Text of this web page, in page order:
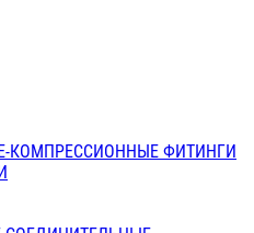
КОМПРЕССИОННЫЕ ФИТИНГИ